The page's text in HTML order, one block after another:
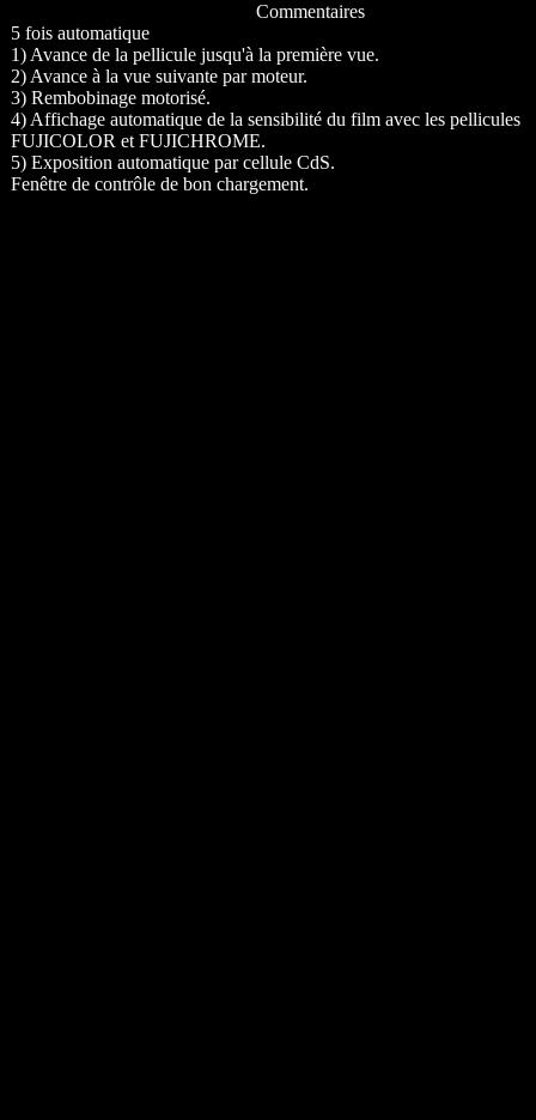
Commentaires
5 fois automatique
1) Avance de la pellicule jusqu'à la première vue.
2) Avance à la vue suivante par moteur.
3) Rembobinage motorisé.
4) Affichage automatique de la sensibilité du film avec les pellicules
FUJICOLOR et FUJICHROME.
5) Exposition automatique par cellule CdS.
Fenêtre de contrôle de bon chargement.